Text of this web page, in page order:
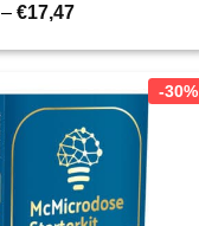
– €17,47Preisspanne:
bis
-30%